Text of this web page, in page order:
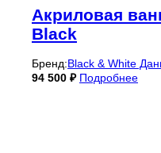
Акриловая
Black
Бренд:Black & White
94 500 ₽ Подробнее